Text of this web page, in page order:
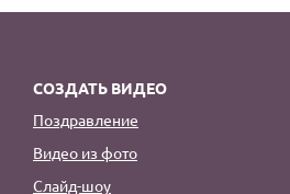
СОЗДАТЬ ВИДЕО
Поздравление
Видео из фото
Слайд-шоу